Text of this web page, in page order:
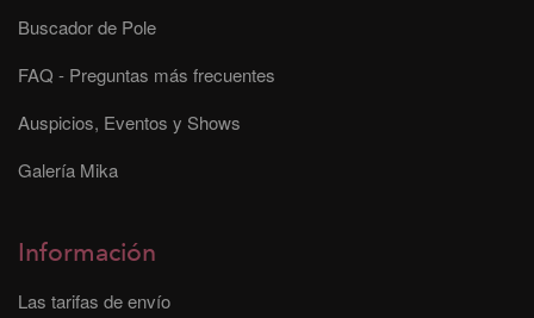
Buscador de Pole
FAQ - Preguntas más frecuentes
Auspicios, Eventos y Shows
Galería Mika
Información
Las tarifas de envío